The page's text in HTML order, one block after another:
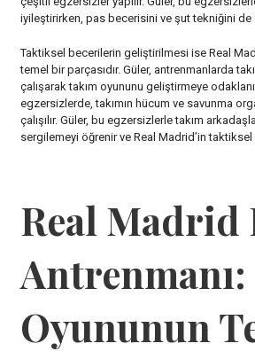
iyileştirirken, pas becerisini ve şut tekniğini de
Taktiksel becerilerin geliştirilmesi ise Real
temel bir parçasıdır. Güler, antrenmanlarda
çalışarak takım oyununu geliştirmeye
egzersizlerde, takımın hücum ve savunma
çalışılır. Güler, bu egzersizlerle takım
sergilemeyi öğrenir ve Real Madrid’in taktiksel
Real Madrid
Antrenmanı:
Oyununun